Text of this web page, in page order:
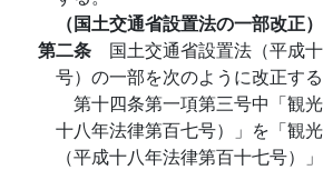
（国土交通省設置法の一部改正）
第二条 国土交通省設置法（平成
号）の一部を次のように改正する
第十四条第一項第三号中「観
十八年法律第百七号）」を「観
（平成十八年法律第百十七号）」